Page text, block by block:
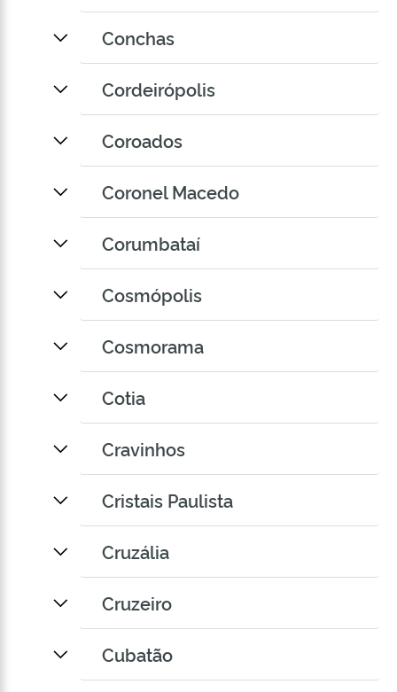
Conchas
Cordeirópolis
Coroados
Coronel Macedo
Corumbataí
Cosmópolis
Cosmorama
Cotia
Cravinhos
Cristais Paulista
Cruzália
Cruzeiro
Cubatão